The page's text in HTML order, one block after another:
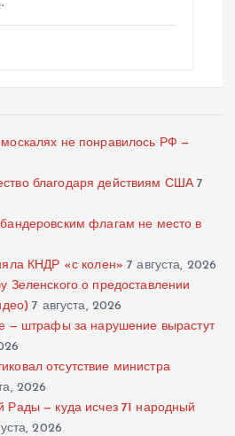
не понравилось РФ —
благодаря действиям США 7
флагам не место в
КНДР «с колен» 7 августа, 2026
Зеленского о предоставлении
7 августа, 2026
— штрафы за нарушение вырастут
отсутствие министра
2026
Рады — куда исчез 71 народный
2026